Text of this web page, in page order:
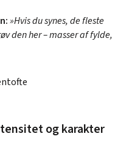
»Hvis du synes, de fleste
den her – masser af fylde,
og karakter